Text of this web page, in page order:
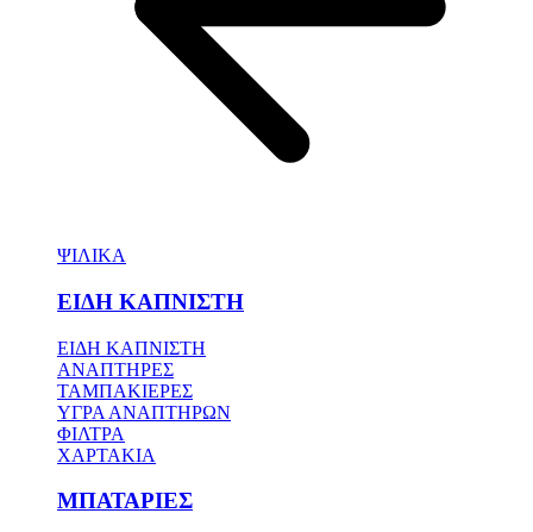
ΨΙΛΙΚΑ
ΕΙΔΗ ΚΑΠΝΙΣΤΗ
ΕΙΔΗ ΚΑΠΝΙΣΤΗ
ΑΝΑΠΤΗΡΕΣ
ΤΑΜΠΑΚΙΕΡΕΣ
ΥΓΡΑ ΑΝΑΠΤΗΡΩΝ
ΦΙΛΤΡΑ
ΧΑΡΤΑΚΙΑ
ΜΠΑΤΑΡΙΕΣ